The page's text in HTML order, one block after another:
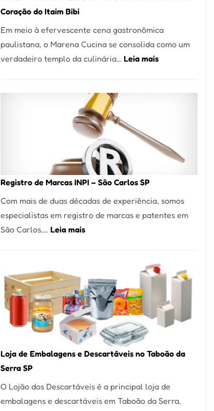
Coração do Itaim Bibi
Em meio à efervescente cena gastronômica
paulistana, o Marena Cucina se consolida como um
verdadeiro templo da culinária… Leia mais:
Culinária
Italiana
do
Itaim
Registro de Marcas INPI – São Carlos SP
Com mais de duas décadas de experiência, somos
especialistas em registro de marcas e patentes em
São Carlos,… Leia mais:
INPI
–
São
Carlos
SP
Loja de Embalagens e Descartáveis no Taboão da
Serra SP
O Lojão dos Descartáveis é a principal loja de
embalagens e descartáveis em Taboão da Serra,